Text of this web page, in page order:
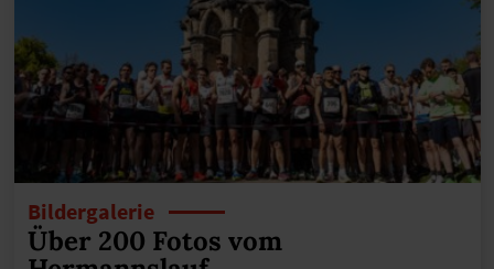
Bildergalerie
Über 200 Fotos vom